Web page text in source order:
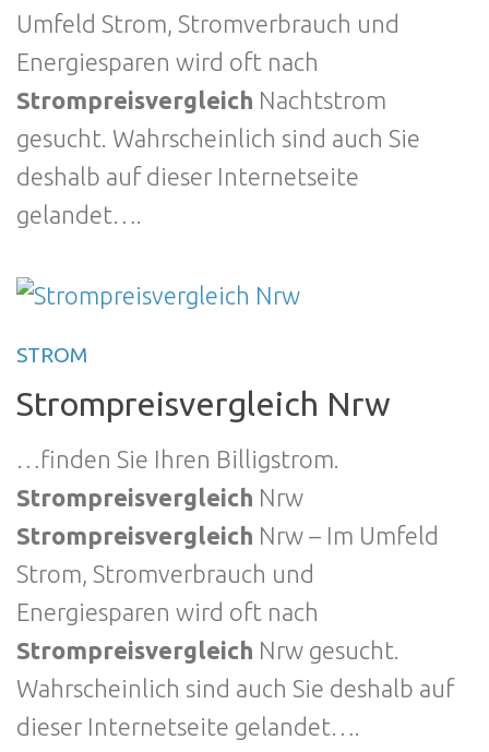
Umfeld Strom, Stromverbrauch und
Energiesparen wird oft nach
Strompreisvergleich Nachtstrom
gesucht. Wahrscheinlich sind auch Sie
deshalb auf dieser Internetseite
gelandet….
STROM
Strompreisvergleich Nrw
…finden Sie Ihren Billigstrom.
Strompreisvergleich Nrw
Strompreisvergleich Nrw – Im Umfeld
Strom, Stromverbrauch und
Energiesparen wird oft nach
Strompreisvergleich Nrw gesucht.
Wahrscheinlich sind auch Sie deshalb auf
dieser Internetseite gelandet….